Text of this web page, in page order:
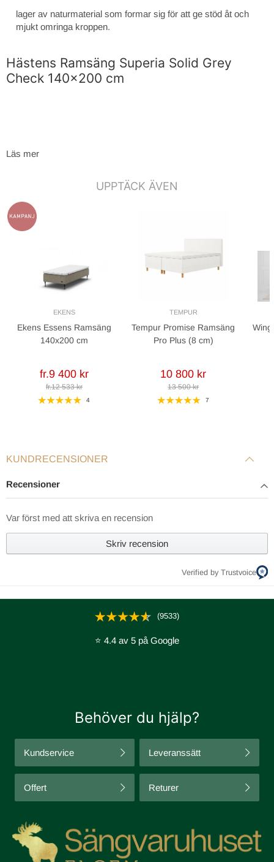
lager av naturmaterial som formar sig för att ge stöd åt och
mjukt omringa kroppen.
Hästens Ramsäng Superia Solid Grey
Check 140x200 cm
Läs mer
UPPTÄCK ÄVEN
EKENS
Ekens Essens Ramsäng
140x200 cm
fr.9 400 kr
fr.12 533 kr
4
TEMPUR
Tempur Promise Ramsäng
Pro Plus (8 cm)
10 800 kr
13 500 kr
7
KUNDRECENSIONER
Recensioner
Var först med att skriva en recension
Skriv recension
Verified by Trustvoice
(9533)
⭐ 4.4 av 5 på Google
Behöver du hjälp?
Kundservice Leveranssätt
Offert Returer